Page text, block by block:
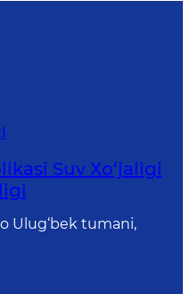
Suv Хo‘jaligi
Ulug‘bek tumani,